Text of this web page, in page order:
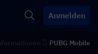
Anmelden
PUBG Mobile